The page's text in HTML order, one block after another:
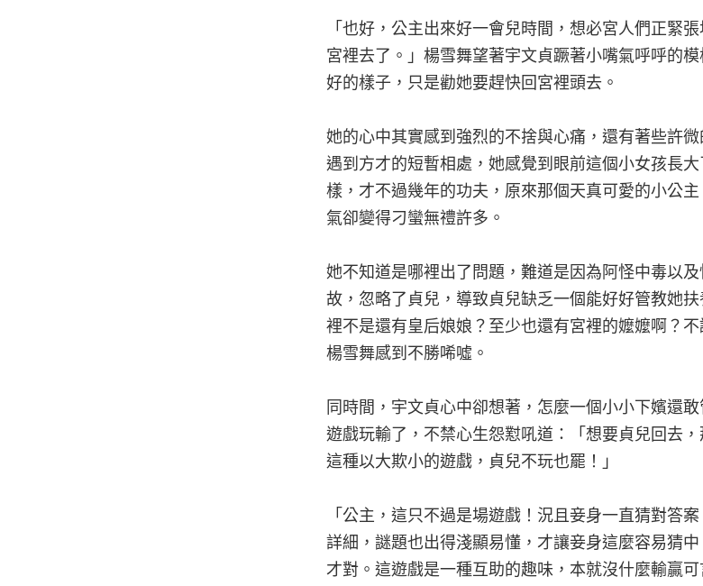
「也好，公主出來好一會兒時間，想必宮人們正緊
宮裡去了。」楊雪舞望著宇文貞蹶著小嘴氣呼呼的
好的樣子，只是勸她要趕快回宮裡頭去。
她的心中其實感到強烈的不捨與心痛，還有著些許
遇到方才的短暫相處，她感覺到眼前這個小女孩長
樣，才不過幾年的功夫，原來那個天真可愛的小公
氣卻變得刁蠻無禮許多。
她不知道是哪裡出了問題，難道是因為阿怪中毒以
故，忽略了貞兒，導致貞兒缺乏一個能好好管教她
裡不是還有皇后娘娘？至少也還有宮裡的嬤嬤啊？
楊雪舞感到不勝唏噓。
同時間，宇文貞心中卻想著，怎麼一個小小下嬪還
遊戲玩輸了，不禁心生怨懟吼道：「想要貞兒回去，
這種以大欺小的遊戲，貞兒不玩也罷！」
「公主，這只不過是場遊戲！況且妾身一直猜對答
詳細，謎題也出得淺顯易懂，才讓妾身這麼容易猜
才對。這遊戲是一種互助的趣味，本就沒什麼輸贏